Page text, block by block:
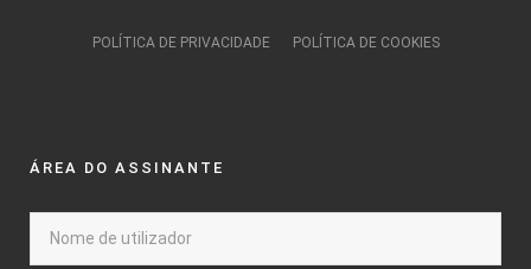
POLÍTICA DE PRIVACIDADE POLÍTICA DE COOKIES
ÁREA DO ASSINANTE